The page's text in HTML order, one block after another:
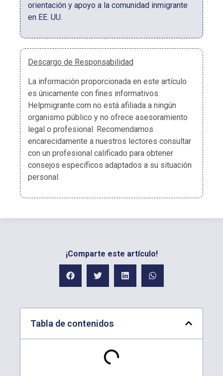
orientación y apoyo a la comunidad inmigrante
en EE. UU.
Descargo de Responsabilidad
La información proporcionada en este artículo
es únicamente con fines informativos.
Helpmigrante.com no está afiliada a ningún
organismo público y no ofrece asesoramiento
legal o profesional. Recomendamos
encarecidamente a nuestros lectores consultar
con un profesional calificado para obtener
consejos específicos adaptados a su situación
personal.
¡Comparte este artículo!
Tabla de contenidos